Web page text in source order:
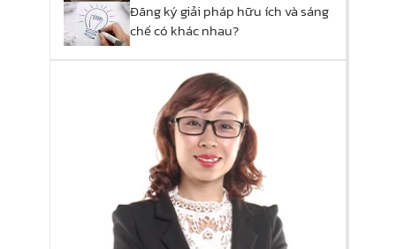
Đăng ký giải pháp hữu ích và sáng
chế có khác nhau?